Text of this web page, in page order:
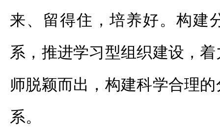
来、留得住，培养好。构建
系，推进学习型组织建设，
师脱颖而出，构建科学合理
系。